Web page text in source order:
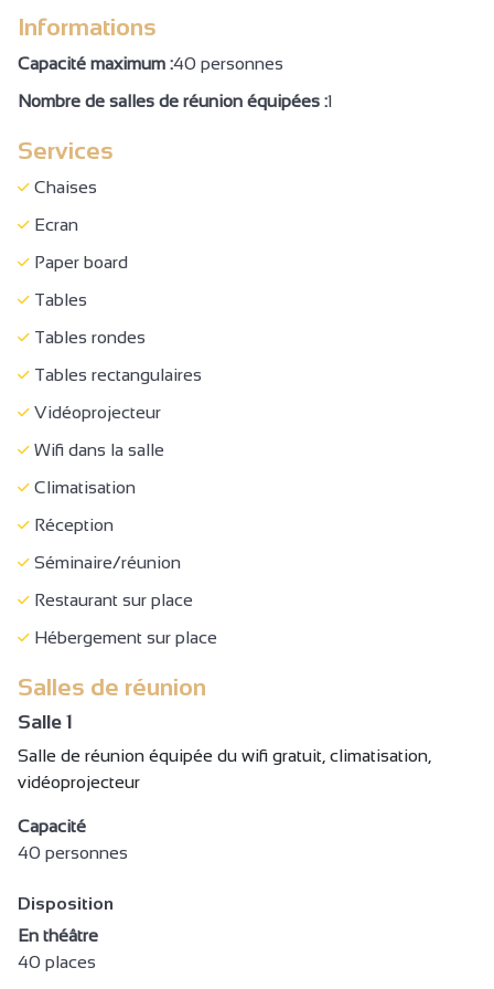
Cyber espace / bornes accès Internet
Documentation touristique
Réservation
Demi-pension
Pension complète
Petit déjeuner en chambre
Petit déjeuner
Banquet
Paniers Pique-nique
Plats à emporter/Plats cuisinés
Restauration enfants
Traiteur
Location de salles
Chambre familiale
Lit 90 cm
Lit 140 cm
Lit 160 cm
Lit bébé
Chaise bébé
Table à langer
Matériel de repassage
Sèche cheveux
Sèche serviettes
Accès Internet privatif Wifi gratuit
Ordinateur à disposition
Informations
Capacité maximum :40 personnes
Nombre de salles de réunion équipées :1
Services
Chaises
Ecran
Paper board
Tables
Tables rondes
Tables rectangulaires
Vidéoprojecteur
Wifi dans la salle
Climatisation
Réception
Séminaire/réunion
Restaurant sur place
Hébergement sur place
Salles de réunion
Salle 1
Salle de réunion équipée du wifi gratuit, climatisation,
vidéoprojecteur
Capacité
40 personnes
Disposition
En théâtre
40 places